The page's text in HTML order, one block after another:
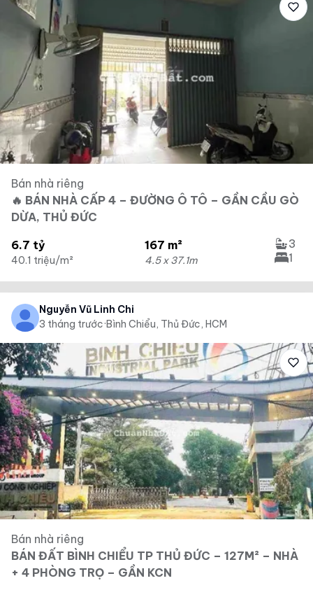
Bán nhà riêng
🔥 BÁN NHÀ CẤP 4 – ĐƯỜNG Ô TÔ – GẦN CẦU GÒ
DỪA, THỦ ĐỨC
6.7 tỷ
40.1 triệu/m²
167 m²
4.5 x 37.1m
3
1
Nguyễn Vũ Linh Chi
3 tháng trước·Bình Chiểu, Thủ Đức, HCM
Bán nhà riêng
BÁN ĐẤT BÌNH CHIỂU TP THỦ ĐỨC – 127M² – NHÀ
+ 4 PHÒNG TRỌ – GẦN KCN